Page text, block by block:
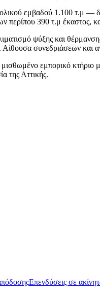
εμβαδού 1.100 τ.μ
περίπου 390 τ.μ έκαστος,
ψύξης και
συνεδριάσεων και
εμπορικό
της Αττικής.
Επενδύσεις σε